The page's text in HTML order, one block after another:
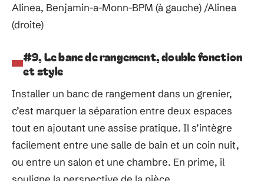
Alinea, Benjamin-a-Monn-BPM (à gauche) /Alinea
(droite)
#9, Le banc de rangement, double fonction
et style
Installer un banc de rangement dans un grenier,
c’est marquer la séparation entre deux espaces
tout en ajoutant une assise pratique. Il s’intègre
facilement entre une salle de bain et un coin nuit,
ou entre un salon et une chambre. En prime, il